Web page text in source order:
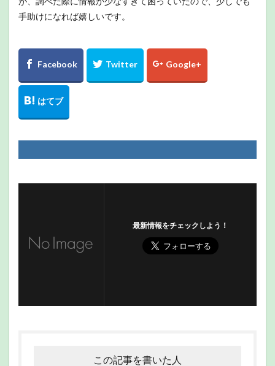
手助けになれば嬉しいです。
最新情報をチェックしよう！
この記事を書いた人